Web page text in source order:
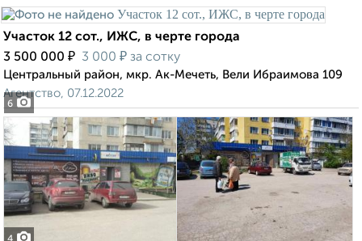
6
Участок 12 сот., ИЖС, в черте города
3 500 000 ₽ 3 000 ₽ за сотку
Центральный район, мкр. Ак-Мечеть, Вели Ибраимова 109
Агентство, 07.12.2022